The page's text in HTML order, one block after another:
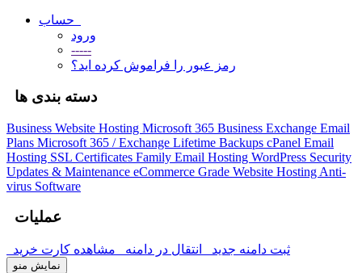
ورود
-----
رمز عبور را فراموش کرده اید؟
دسته بندی ها
Business Website Hosting Microsoft 365 Business Exchange Email
Plans Microsoft 365 / Exchange Lifetime Backups cPanel Email
Hosting SSL Certificates Family Email Hosting WordPress Security
Updates & Maintenance eCommerce Grade Website Hosting Anti-
virus Software
عملیات
ثبت دامنه جدید انتقال در دامنه مشاهده کارت خرید
نمایش منو